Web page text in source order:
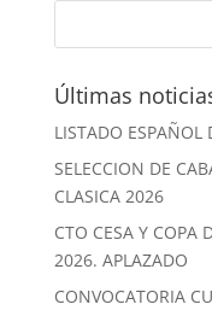
Últimas
LISTADO ESPAÑOL
SELECCION DE
CLASICA 2026
CTO CESA Y COPA
2026. APLAZADO
CONVOCATORIA